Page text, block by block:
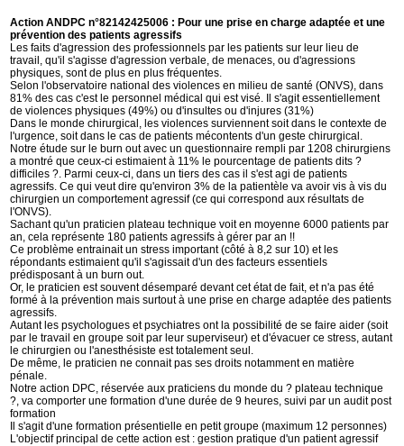
Action ANDPC n°82142425006 : Pour une prise en charge adaptée et une
prévention des patients agressifs
Les faits d'agression des professionnels par les patients sur leur lieu de
travail, qu'il s'agisse d'agression verbale, de menaces, ou d'agressions
physiques, sont de plus en plus fréquentes.
Selon l'observatoire national des violences en milieu de santé (ONVS), dans
81% des cas c'est le personnel médical qui est visé. Il s'agit essentiellement
de violences physiques (49%) ou d'insultes ou d'injures (31%)
Dans le monde chirurgical, les violences surviennent soit dans le contexte de
l'urgence, soit dans le cas de patients mécontents d'un geste chirurgical.
Notre étude sur le burn out avec un questionnaire rempli par 1208 chirurgiens
a montré que ceux-ci estimaient à 11% le pourcentage de patients dits ?
difficiles ?. Parmi ceux-ci, dans un tiers des cas il s'est agi de patients
agressifs. Ce qui veut dire qu'environ 3% de la patientèle va avoir vis à vis du
chirurgien un comportement agressif (ce qui correspond aux résultats de
l'ONVS).
Sachant qu'un praticien plateau technique voit en moyenne 6000 patients par
an, cela représente 180 patients agressifs à gérer par an !!
Ce problème entrainait un stress important (côté à 8,2 sur 10) et les
répondants estimaient qu'il s'agissait d'un des facteurs essentiels
prédisposant à un burn out.
Or, le praticien est souvent désemparé devant cet état de fait, et n'a pas été
formé à la prévention mais surtout à une prise en charge adaptée des patients
agressifs.
Autant les psychologues et psychiatres ont la possibilité de se faire aider (soit
par le travail en groupe soit par leur superviseur) et d'évacuer ce stress, autant
le chirurgien ou l'anesthésiste est totalement seul.
De même, le praticien ne connait pas ses droits notamment en matière
pénale.
Notre action DPC, réservée aux praticiens du monde du ? plateau technique
?, va comporter une formation d'une durée de 9 heures, suivi par un audit post
formation
Il s'agit d'une formation présentielle en petit groupe (maximum 12 personnes)
L'objectif principal de cette action est : gestion pratique d'un patient agressif